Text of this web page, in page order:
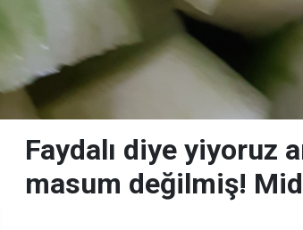
Faydalı diye yiyoruz
masum değilmiş!